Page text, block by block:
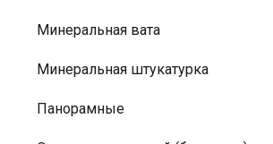
Минеральная вата
Минеральная штукатурка
Панорамные